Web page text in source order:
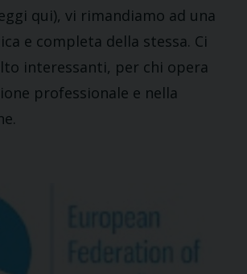
qui), vi rimandiamo ad una
e completa della stessa. Ci
interessanti, per chi opera
professionale e nella